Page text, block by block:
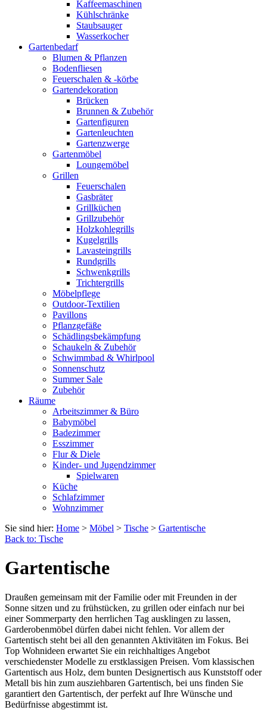
Kaffeemaschinen
Kühlschränke
Staubsauger
Wasserkocher
Gartenbedarf
Blumen & Pflanzen
Bodenfliesen
Feuerschalen & -körbe
Gartendekoration
Brücken
Brunnen & Zubehör
Gartenfiguren
Gartenleuchten
Gartenzwerge
Gartenmöbel
Loungemöbel
Grillen
Feuerschalen
Gasbräter
Grillküchen
Grillzubehör
Holzkohlegrills
Kugelgrills
Lavasteingrills
Rundgrills
Schwenkgrills
Trichtergrills
Möbelpflege
Outdoor-Textilien
Pavillons
Pflanzgefäße
Schädlingsbekämpfung
Schaukeln & Zubehör
Schwimmbad & Whirlpool
Sonnenschutz
Summer Sale
Zubehör
Räume
Arbeitszimmer & Büro
Babymöbel
Badezimmer
Esszimmer
Flur & Diele
Kinder- und Jugendzimmer
Spielwaren
Küche
Schlafzimmer
Wohnzimmer
Sie sind hier: Home > Möbel > Tische > Gartentische
Back to: Tische
Gartentische
Draußen gemeinsam mit der Familie oder mit Freunden in der
Sonne sitzen und zu frühstücken, zu grillen oder einfach nur bei
einer Sommerparty den herrlichen Tag ausklingen zu lassen,
Garderobenmöbel dürfen dabei nicht fehlen. Vor allem der
Gartentisch steht bei all den genannten Aktivitäten im Fokus. Bei
Top Wohnideen erwartet Sie ein reichhaltiges Angebot
verschiedenster Modelle zu erstklassigen Preisen. Vom klassischen
Gartentisch aus Holz, dem bunten Designertisch aus Kunststoff oder
Metall bis hin zum ausziehbaren Gartentisch, bei uns finden Sie
garantiert den Gartentisch, der perfekt auf Ihre Wünsche und
Bedürfnisse abgestimmt ist.